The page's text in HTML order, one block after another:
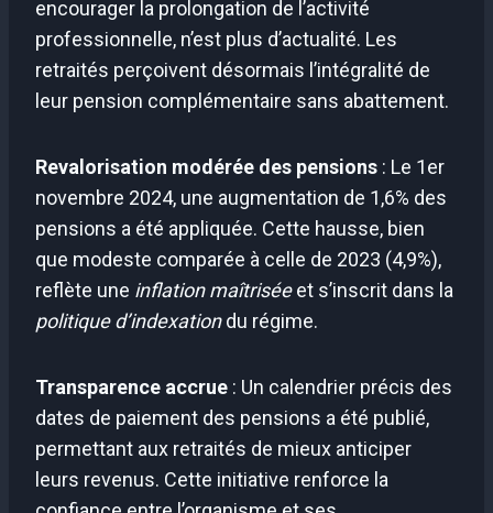
encourager la prolongation de l’activité
professionnelle, n’est plus d’actualité. Les
retraités perçoivent désormais l’intégralité de
leur pension complémentaire sans abattement.
Revalorisation modérée des pensions : Le 1er
novembre 2024, une augmentation de 1,6% des
pensions a été appliquée. Cette hausse, bien
que modeste comparée à celle de 2023 (4,9%),
reflète une inflation maîtriséeet s’inscrit dans la
politique d’indexationdu régime.
Transparence accrue : Un calendrier précis des
dates de paiement des pensions a été publié,
permettant aux retraités de mieux anticiper
leurs revenus. Cette initiative renforce la